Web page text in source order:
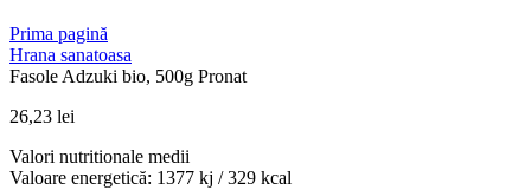
Prima pagină
Hrana sanatoasa
Fasole Adzuki bio, 500g Pronat
26,23 lei
Valori nutritionale medii
Valoare energetică: 1377 kj / 329 kcal